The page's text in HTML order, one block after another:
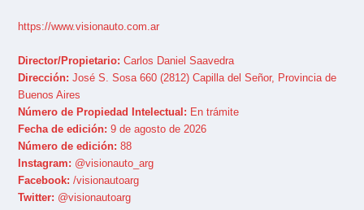
https://www.visionauto.com.ar
Director/Propietario: Carlos Daniel Saavedra
Dirección: José S. Sosa 660 (2812) Capilla del Señor, Provincia de
Buenos Aires
Número de Propiedad Intelectual: En trámite
Fecha de edición: 9 de agosto de 2026
Número de edición: 88
Instagram: @visionauto_arg
Facebook: /visionautoarg
Twitter: @visionautoarg